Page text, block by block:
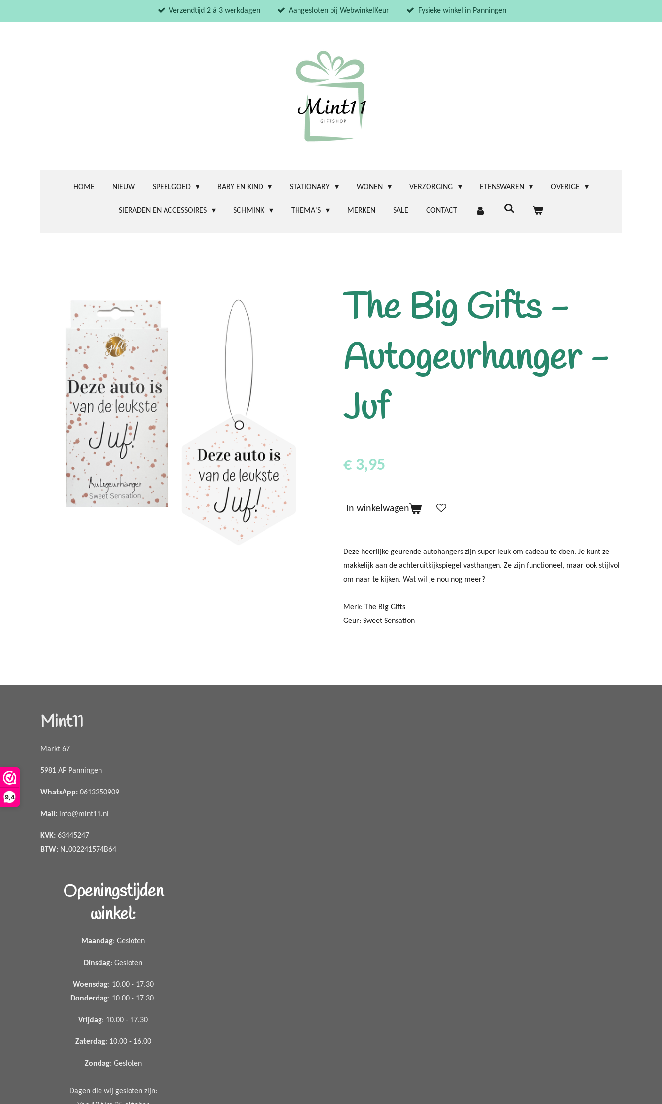
9,4
direct
Verzendtijd 2 á 3 werkdagen Aangesloten bij WebwinkelKeur Fysieke winkel in Panningen
HOME NIEUW SPEELGOED BABY EN KIND STATIONARY WONEN VERZORGING ETENSWAREN OVERIGE
SIERADEN EN ACCESSOIRES SCHMINK THEMA'S MERKEN SALE CONTACT
The Big Gifts -
Autogeurhanger -
Juf
€ 3,95
In winkelwagen
Deze heerlijke geurende autohangers zijn super leuk om cadeau te doen. Je kunt ze
makkelijk aan de achteruitkijkspiegel vasthangen. Ze zijn functioneel, maar ook stijlvol
om naar te kijken. Wat wil je nou nog meer?
Merk: The Big Gifts
Geur: Sweet Sensation
Mint11
Markt 67
5981 AP Panningen
WhatsApp: 0613250909
Mail: info@mint11.nl
KVK: 63445247
BTW: NL002241574B64
Openingstijden
winkel:
Maandag: Gesloten
Dinsdag: Gesloten
Woensdag: 10.00 - 17.30
Donderdag: 10.00 - 17.30
Vrijdag: 10.00 - 17.30
Zaterdag: 10.00 - 16.00
Zondag: Gesloten
Dagen die wij gesloten zijn: